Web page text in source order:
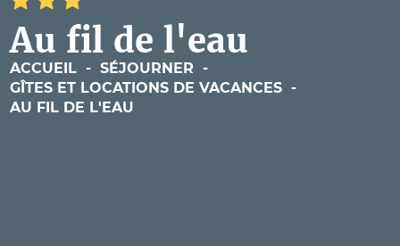
Au fil de l'eau
ACCUEIL - SÉJOURNER -
GÎTES ET LOCATIONS DE VACANCES -
AU FIL DE L'EAU